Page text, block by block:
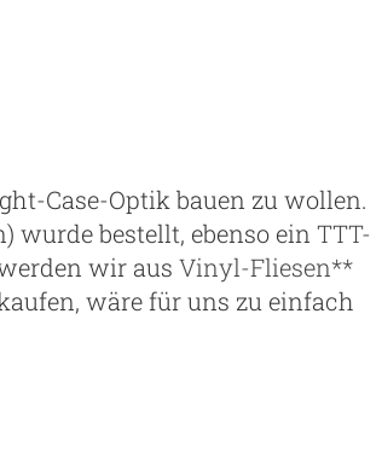
Case-Optik bauen zu wollen.
wurde bestellt, ebenso ein TTT-
wir aus Vinyl-Fliesen**
wäre für uns zu einfach